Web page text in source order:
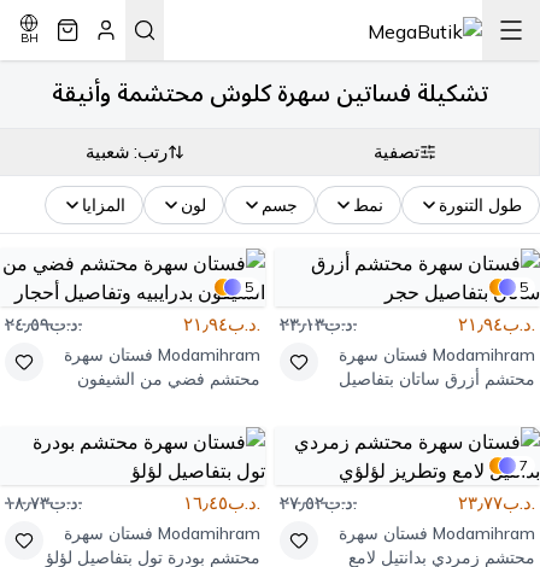
BH
تشكيلة فساتين سهرة كلوش محتشمة وأنيقة
تصفية رتب: شعبية
طول التنورة نمط جسم لون المزايا
5
.د.ب٢١٫٩٤ .د.ب٢٣٫١٣
Modamihram فستان سهرة
محتشم أزرق ساتان بتفاصيل
5
.د.ب٢١٫٩٤ .د.ب٢٤٫٥٩
Modamihram فستان سهرة
محتشم فضي من الشيفون
7
.د.ب٢٣٫٧٧ .د.ب٢٧٫٥٢
Modamihram فستان سهرة
محتشم زمردي بدانتيل لامع
.د.ب١٦٫٤٥ .د.ب١٨٫٧٣
Modamihram فستان سهرة
محتشم بودرة تول بتفاصيل لؤلؤ